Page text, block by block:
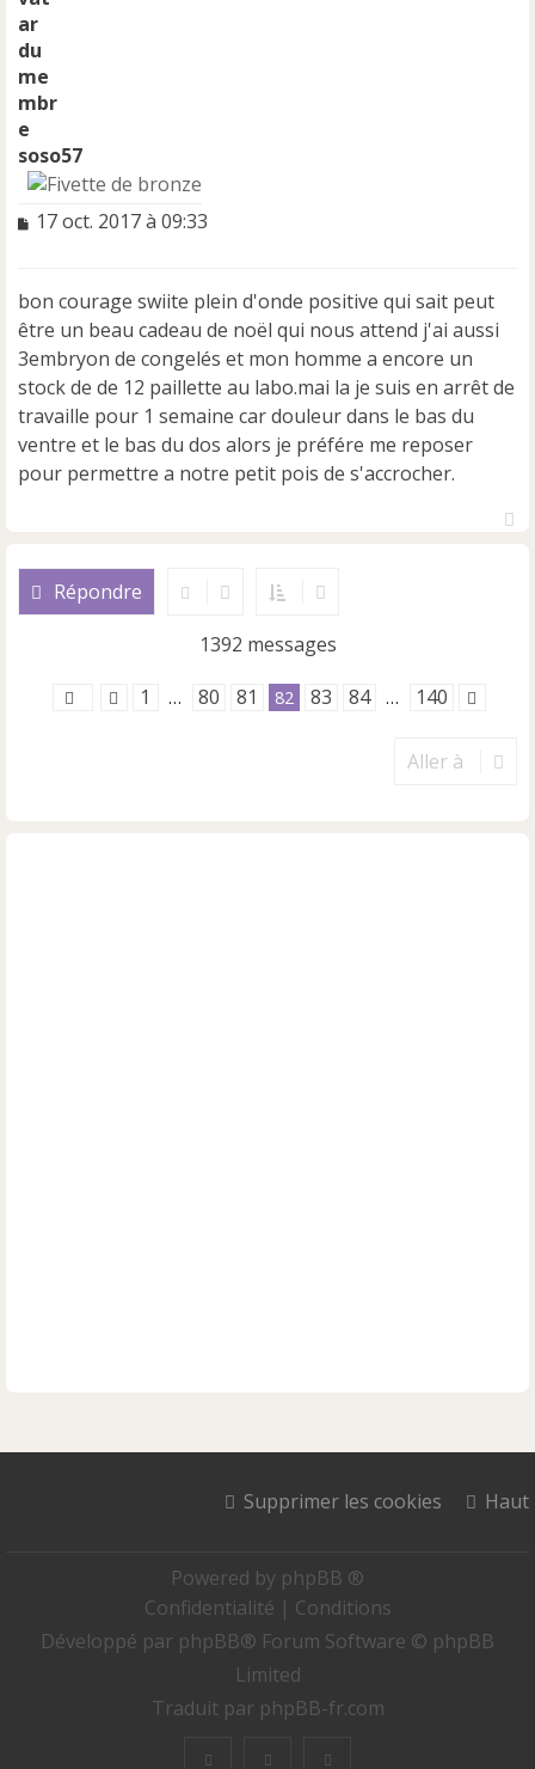
soso57
M
a
g
e
n
o
n
l
u
17 oct. 2017 à 09:33
bon courage swiite plein d'onde positive qui sait peut
être un beau cadeau de noël qui nous attend j'ai aussi
3embryon de congelés et mon homme a encore un
stock de de 12 paillette au labo.mai la je suis en arrêt de
travaille pour 1 semaine car douleur dans le bas du
ventre et le bas du dos alors je préfére me reposer
pour permettre a notre petit pois de s'accrocher.
Répondre
1392 messages
1 … 80 81 82 83 84 … 140
Aller à
Haut
Supprimer les cookies
Powered by phpBB ®
Confidentialité | Conditions
Développé par phpBB® Forum Software © phpBB
Limited
Traduit par phpBB-fr.com